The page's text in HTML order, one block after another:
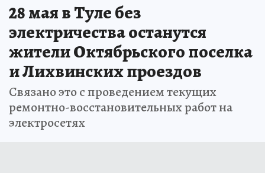
28 мая в Туле без
электричества останутся
жители Октябрьского поселка
и Лихвинских проездов
Связано это с проведением текущих
ремонтно-восстановительных работ на
электросетях